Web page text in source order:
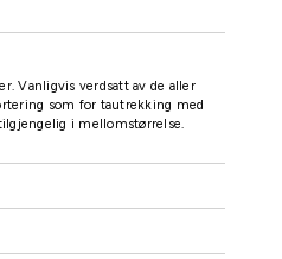
Vanligvis verdsatt av de aller
som for tautrekking med
i mellomstørrelse.